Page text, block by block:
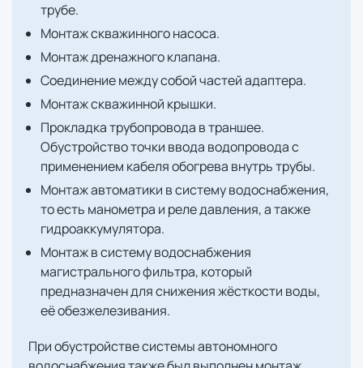
трубе.
Монтаж скважинного насоса.
Монтаж дренажного клапана.
Соединение между собой частей адаптера.
Монтаж скважинной крышки.
Прокладка трубопровода в траншее.
Обустройство точки ввода водопровода с
применением кабеля обогрева внутрь трубы.
Монтаж автоматики в систему водоснабжения,
то есть манометра и реле давления, а также
гидроаккумулятора.
Монтаж в систему водоснабжения
магистрального фильтра, который
предназначен для снижения жёсткости воды,
её обезжелезивания.
При обустройстве системы автономного